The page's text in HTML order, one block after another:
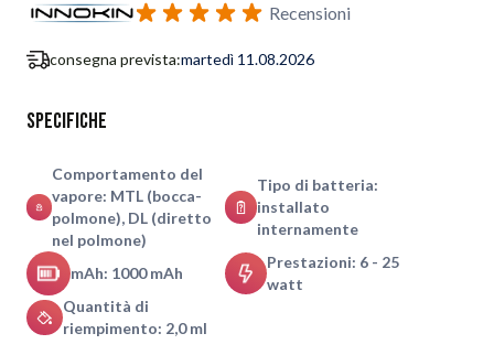
Iscriviti al modulo di notifica ritorno in stock
Recensioni
consegna prevista:martedì 11.08.2026
Specifiche
Comportamento del
vapore: MTL (bocca-
polmone), DL (diretto
nel polmone)
Tipo di batteria:
installato
internamente
mAh: 1000 mAh
Prestazioni: 6 - 25
watt
Quantità di
riempimento: 2,0 ml